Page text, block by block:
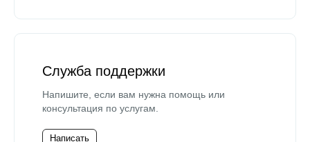
Служба поддержки
Напишите, если вам нужна помощь или
консультация по услугам.
Написать